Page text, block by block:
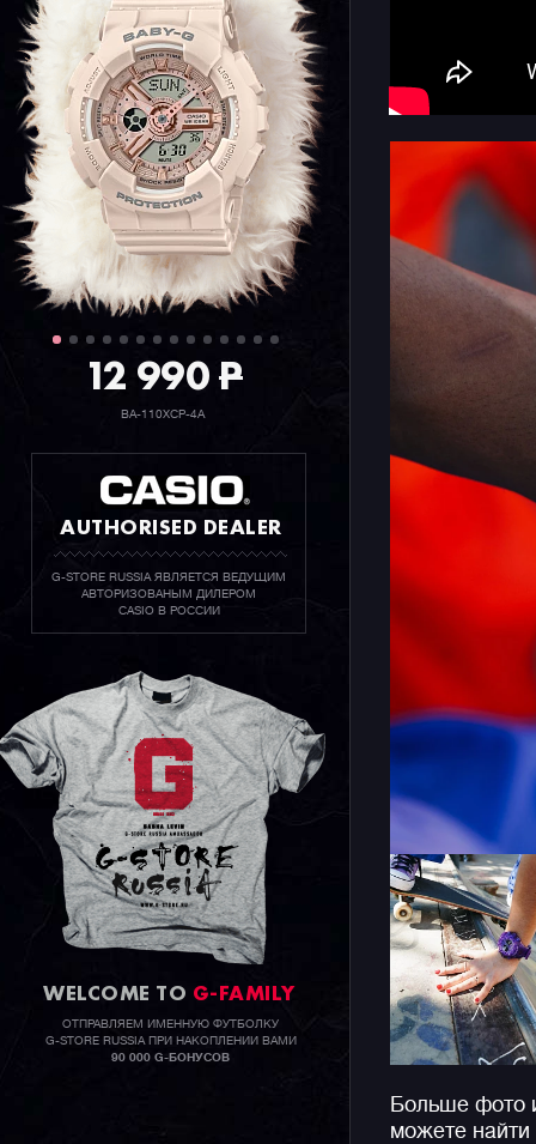
12 990P
BA-110XCP-4A
AUTHORISED DEALER
G-STORE RUSSIA ЯВЛЯЕТСЯ ВЕДУЩИМ
АВТОРИЗОВАНЫМ ДИЛЕРОМ
CASIO В РОССИИ
WELCOME TO G-FAMILY
ОТПРАВЛЯЕМ ИМЕННУЮ ФУТБОЛКУ
G-STORE RUSSIA ПРИ НАКОПЛЕНИИ ВАМИ
90 000 G-БОНУСОВ
Больше фото
можете